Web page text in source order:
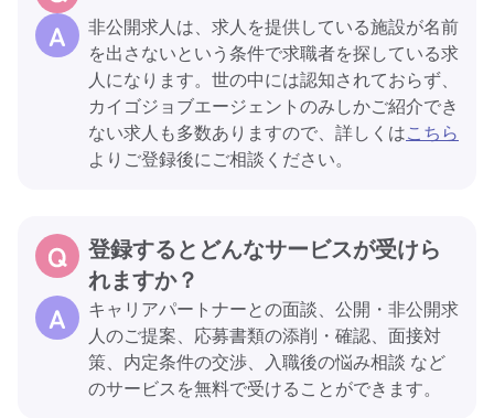
非公開求人は、求人を提供している施設が名前
を出さないという条件で求職者を探している求
人になります。世の中には認知されておらず、
カイゴジョブエージェントのみしかご紹介でき
ない求人も多数ありますので、詳しくはこちら
よりご登録後にご相談ください。
登録するとどんなサービスが受けら
れますか？
キャリアパートナーとの面談、公開・非公開求
人のご提案、応募書類の添削・確認、面接対
策、内定条件の交渉、入職後の悩み相談 など
のサービスを無料で受けることができます。